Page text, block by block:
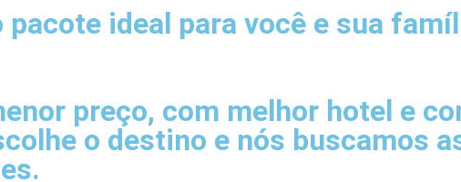
pacote ideal para você e sua
preço, com melhor hotel e
o destino e nós buscamos